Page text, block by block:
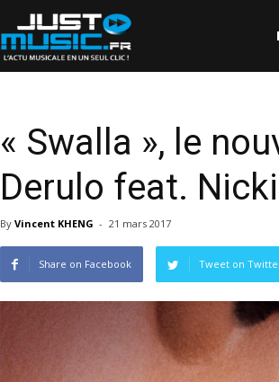
« Swalla », le
Derulo feat.
By Vincent KHENG - 21 mars 2017
Share on Facebook Tweet on